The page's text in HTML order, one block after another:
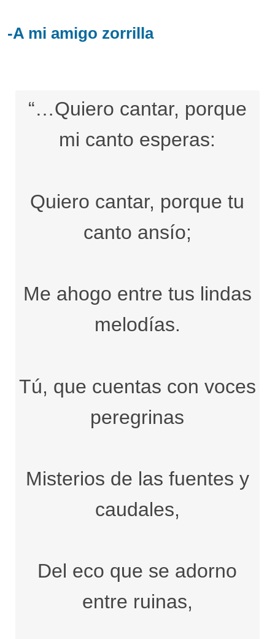
-A mi amigo zorrilla
“…Quiero cantar, porque
mi canto esperas:
Quiero cantar, porque tu
canto ansío;
Me ahogo entre tus lindas
melodías.
Tú, que cuentas con voces
peregrinas
Misterios de las fuentes y
caudales,
Del eco que se adorno
entre ruinas,